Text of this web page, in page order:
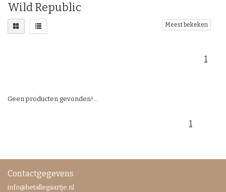
Wild Republic
Meest bekeken
1
Geen producten gevonden!...
1
Contactgegevens
info@hetallegaartje.nl